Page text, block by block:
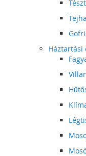
Háztartási